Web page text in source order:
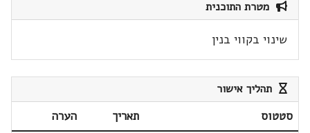
מטרת התוכנית
שינוי בקווי בנין
תהליך אישור
סטטוס תאריך
הערה